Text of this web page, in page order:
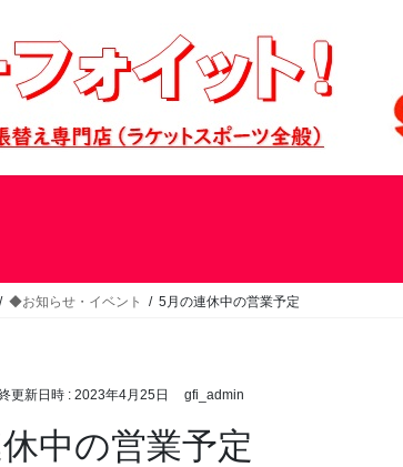
◆お知らせ・イベント 5月の連休中の営業予定
更新日時 : 2023年4月25日 gfi_admin
中の営業予定